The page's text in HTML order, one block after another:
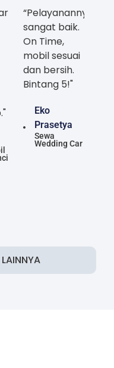
“Pelayanannya
sangat baik.
On Time,
mobil sesuai
dan bersih.
Bintang 5!"
Eko
Prasetya
Sewa
Wedding Car